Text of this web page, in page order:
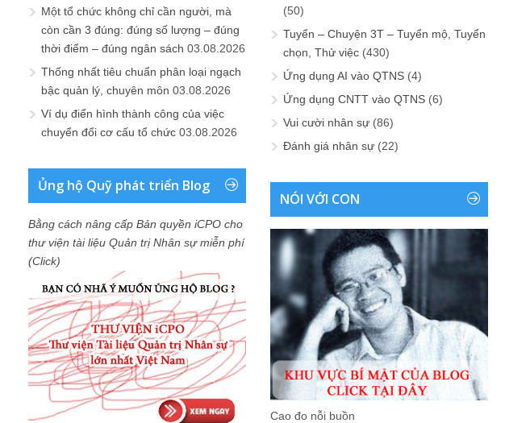
Một tổ chức không chỉ cần người, mà
còn cần 3 đúng: đúng số lượng – đúng
thời điểm – đúng ngân sách 03.08.2026
Thống nhất tiêu chuẩn phân loại ngạch
bậc quản lý, chuyên môn 03.08.2026
Ví dụ điển hình thành công của việc
chuyển đổi cơ cấu tổ chức 03.08.2026
Ủng hộ Quỹ phát triển Blog
Bằng cách nâng cấp Bản quyền iCPO cho
thư viện tài liệu Quản trị Nhân sự miễn phí
(Click)
(50)
Tuyển – Chuyện 3T – Tuyển mộ, Tuyển
chọn, Thử việc (430)
Ứng dụng AI vào QTNS (4)
Ứng dụng CNTT vào QTNS (6)
Vui cười nhân sự (86)
Đánh giá nhân sự (22)
NÓI VỚI CON
Cao đo nỗi buồn